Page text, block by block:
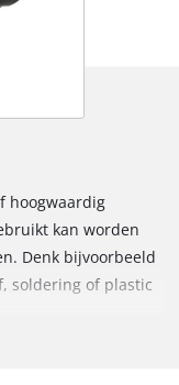
hoogwaardig
kan worden
Denk bijvoorbeeld
soldering of plastic
geboden.